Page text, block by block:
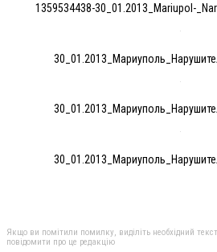
1359534438-30_01.2013_Mariupol-
Якщо ви помітили помилку, виділіть необхідний
повідомити про це редакцію